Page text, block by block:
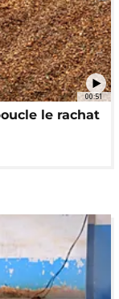
00:51
le rachat